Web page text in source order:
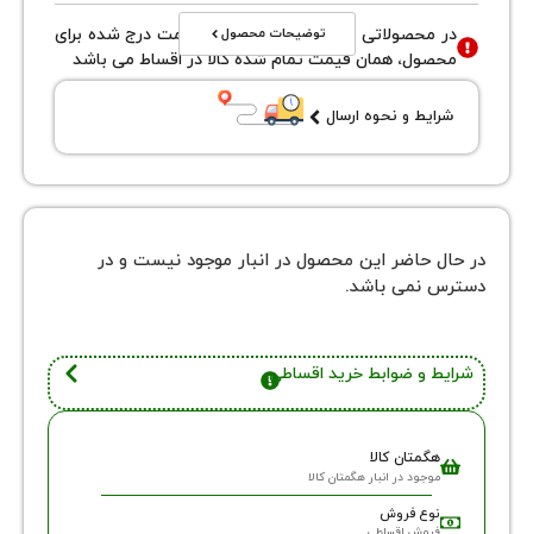
توضیحات محصول
محصولاتی با نوع فروش اقساطی قیمت درج شده برای
همان قیمت تمام شده کالا در اقساط می باشد
و نحوه ارسال
حاضر این محصول در انبار موجود نیست و در
نمی باشد.
و ضوابط خرید اقساطی
در انبار هگمتان کالا